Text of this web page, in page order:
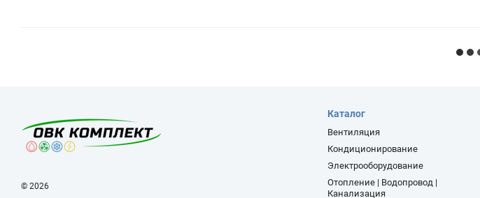
© 2026
Каталог
Вентиляция
Кондиционирование
Электрооборудование
Отопление | Водопровод |
Канализация